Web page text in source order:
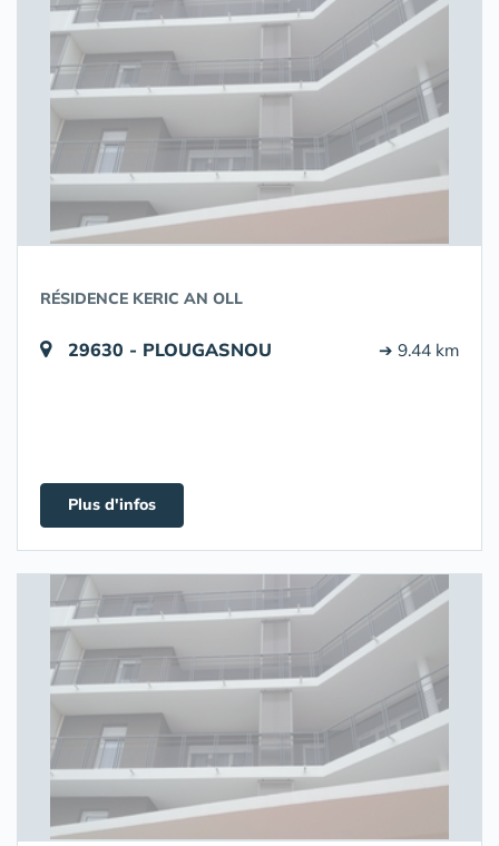
RÉSIDENCE KERIC AN OLL
29630 - PLOUGASNOU ➔ 9.44 km
Plus d'infos